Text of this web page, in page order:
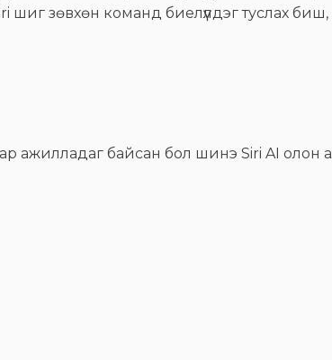
шиг зөвхөн команд биелүүлдэг туслах
ажилладаг байсан бол шинэ Siri AI олон